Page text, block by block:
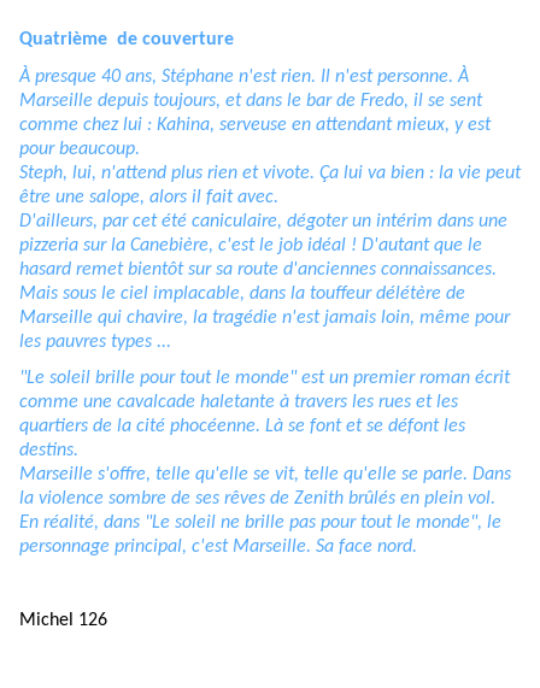
Quatrième de couverture
À presque 40 ans, Stéphane n'est rien. Il n'est personne. À
Marseille depuis toujours, et dans le bar de Fredo, il se sent
comme chez lui : Kahina, serveuse en attendant mieux, y est
pour beaucoup.
Steph, lui, n'attend plus rien et vivote. Ça lui va bien : la vie peut
être une salope, alors il fait avec.
D'ailleurs, par cet été caniculaire, dégoter un intérim dans une
pizzeria sur la Canebière, c'est le job idéal ! D'autant que le
hasard remet bientôt sur sa route d'anciennes connaissances.
Mais sous le ciel implacable, dans la touffeur délétère de
Marseille qui chavire, la tragédie n'est jamais loin, même pour
les pauvres types ...
"Le soleil brille pour tout le monde" est un premier roman écrit
comme une cavalcade haletante à travers les rues et les
quartiers de la cité phocéenne. Là se font et se défont les
destins.
Marseille s'offre, telle qu'elle se vit, telle qu'elle se parle. Dans
la violence sombre de ses rêves de Zenith brûlés en plein vol.
En réalité, dans "Le soleil ne brille pas pour tout le monde", le
personnage principal, c'est Marseille. Sa face nord.
Michel 126